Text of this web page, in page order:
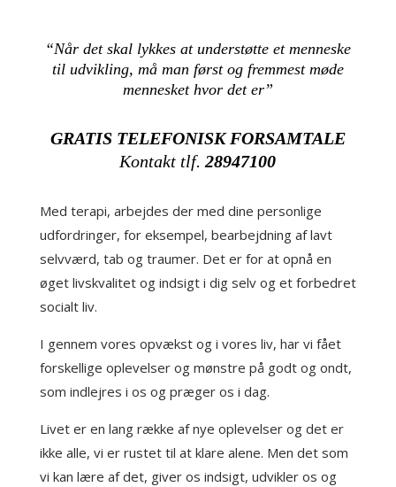
“Når det skal lykkes at understøtte et menneske
til udvikling, må man først og fremmest møde
mennesket hvor det er”
GRATIS TELEFONISK FORSAMTALE
Kontakt tlf.28947100
Med terapi, arbejdes der med dine personlige
udfordringer, for eksempel, bearbejdning af lavt
selvværd, tab og traumer. Det er for at opnå en
øget livskvalitet og indsigt i dig selv og et forbedret
socialt liv.
I gennem vores opvækst og i vores liv, har vi fået
forskellige oplevelser og mønstre på godt og ondt,
som indlejres i os og præger os i dag.
Livet er en lang række af nye oplevelser og det er
ikke alle, vi er rustet til at klare alene. Men det som
vi kan lære af det, giver os indsigt, udvikler os og